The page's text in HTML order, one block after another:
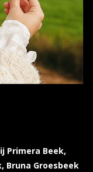
Primera Beek,
Bruna Groesbeek